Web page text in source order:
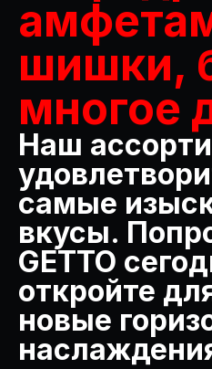
шишки,
многое
Наш
самые
вкусы.
GETTO
откройте
новые